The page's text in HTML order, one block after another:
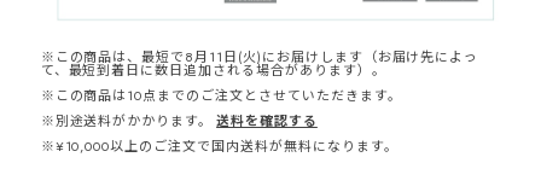
※この商品は、最短で8月11日(火)にお届けします（お届け先によっ
て、最短到着日に数日追加される場合があります）。
※この商品は10点までのご注文とさせていただきます。
※別途送料がかかります。
送料を確認する
※¥10,000以上のご注文で国内送料が無料になります。